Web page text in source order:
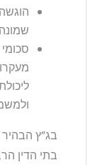
בג”ץ
בתי הדין